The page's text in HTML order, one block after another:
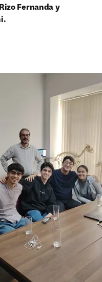
Fernanda y